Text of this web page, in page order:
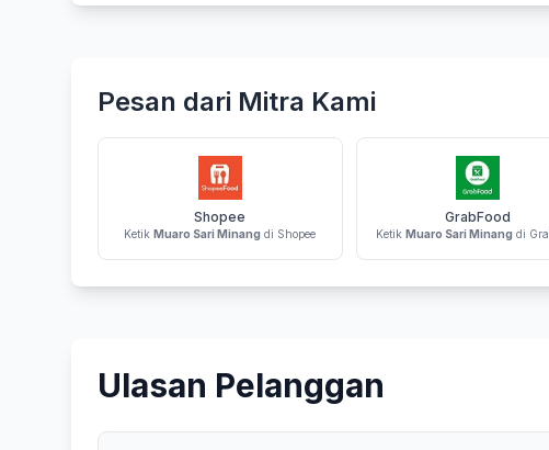
Pesan dari Mitra Kami
Shopee
KetikMuaro Sari Minang di Shopee
GrabFood
KetikMuaro Sari Minang di
Ulasan Pelanggan